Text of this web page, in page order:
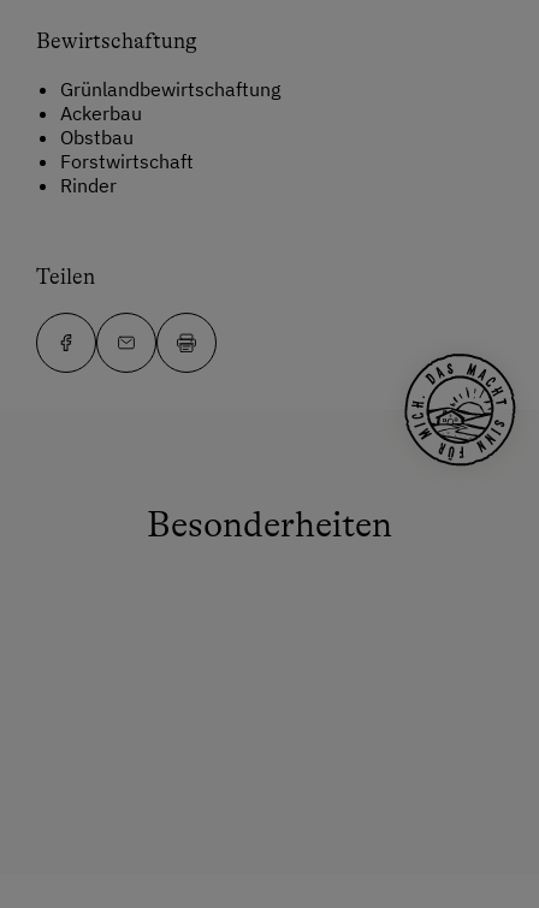
Bewirtschaftung
Grünlandbewirtschaftung
Ackerbau
Obstbau
Forstwirtschaft
Rinder
Teilen
Besonderheiten